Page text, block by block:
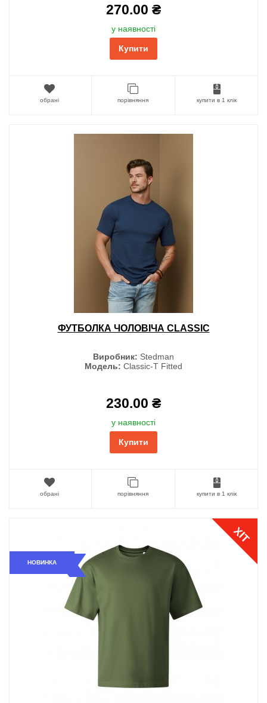
270.00 ₴
у наявності
Купити
обрані порівняння купити в 1 клік
ФУТБОЛКА ЧОЛОВІЧА CLASSIC
Виробник: Stedman
Модель: Classic-T Fitted
230.00 ₴
у наявності
Купити
обрані порівняння купити в 1 клік
НОВИНКА
ХІТ